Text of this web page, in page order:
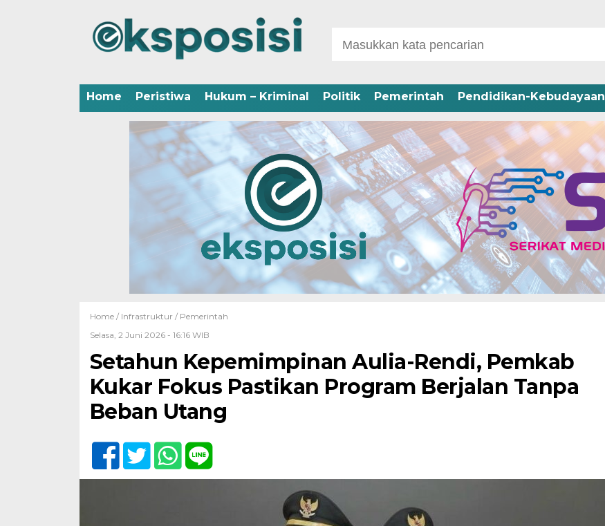
Home Peristiwa Hukum – Kriminal Politik Pemerintah Pendidikan-Kebudayaan
Home / Infrastruktur/ Pemerintah
Selasa, 2 Juni 2026 - 16:16 WIB
Setahun Kepemimpinan Aulia-Rendi, Pemkab
Kukar Fokus Pastikan Program Berjalan Tanpa
Beban Utang